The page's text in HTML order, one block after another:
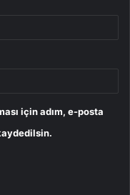
için adım, e-posta